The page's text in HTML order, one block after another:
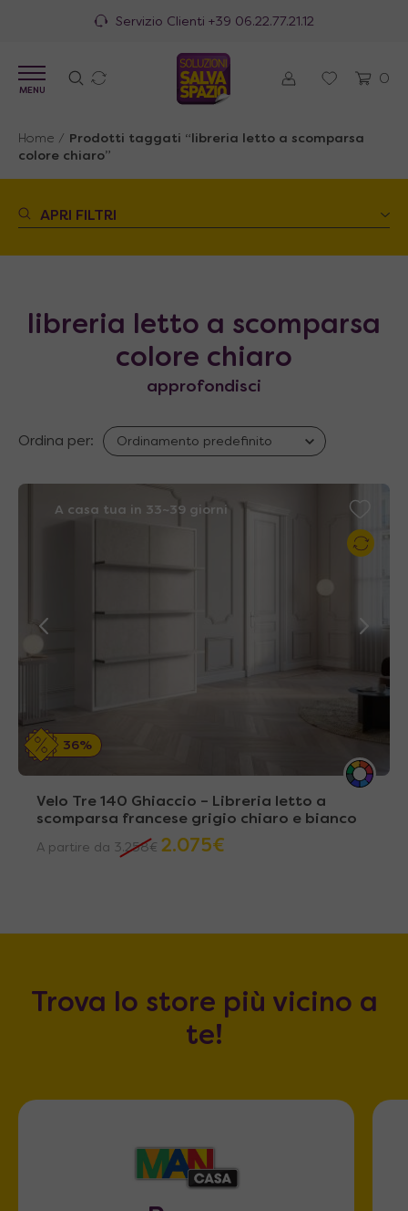
Servizio Clienti +39 06.22.77.21.12
0
MENU
Home /
Prodotti taggati “libreria letto a scomparsa
colore chiaro”
APRI FILTRI
libreria letto a scomparsa
colore chiaro
approfondisci
Ordina per:
A casa tua in 33~39 giorni
36%
Velo Tre 140 Ghiaccio – Libreria letto a
scomparsa francese grigio chiaro e bianco
A partire da 3.258€ 2.075€
Trova lo store più vicino a
te!